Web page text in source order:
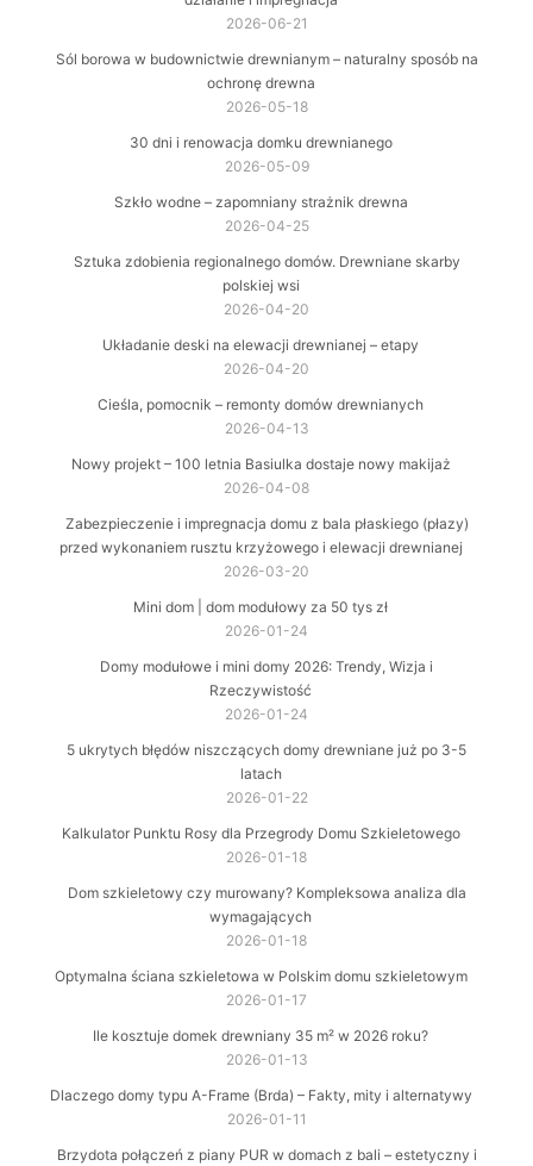
2026-06-21
Sól borowa w budownictwie drewnianym – naturalny sposób na
ochronę drewna
2026-05-18
30 dni i renowacja domku drewnianego
2026-05-09
Szkło wodne – zapomniany strażnik drewna
2026-04-25
Sztuka zdobienia regionalnego domów. Drewniane skarby
polskiej wsi
2026-04-20
Układanie deski na elewacji drewnianej – etapy
2026-04-20
Cieśla, pomocnik – remonty domów drewnianych
2026-04-13
Nowy projekt – 100 letnia Basiulka dostaje nowy makijaż
2026-04-08
Zabezpieczenie i impregnacja domu z bala płaskiego (płazy)
przed wykonaniem rusztu krzyżowego i elewacji drewnianej
2026-03-20
Mini dom | dom modułowy za 50 tys zł
2026-01-24
Domy modułowe i mini domy 2026: Trendy, Wizja i
Rzeczywistość
2026-01-24
5 ukrytych błędów niszczących domy drewniane już po 3-5
latach
2026-01-22
Kalkulator Punktu Rosy dla Przegrody Domu Szkieletowego
2026-01-18
Dom szkieletowy czy murowany? Kompleksowa analiza dla
wymagających
2026-01-18
Optymalna ściana szkieletowa w Polskim domu szkieletowym
2026-01-17
Ile kosztuje domek drewniany 35 m² w 2026 roku?
2026-01-13
Dlaczego domy typu A-Frame (Brda) – Fakty, mity i alternatywy
2026-01-11
Brzydota połączeń z piany PUR w domach z bali – estetyczny i